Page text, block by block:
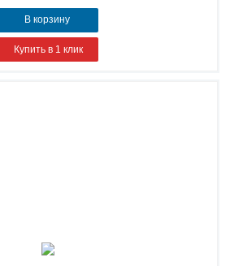
В корзину
Купить в 1 клик